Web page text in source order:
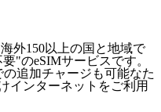
外150以上の国と地域で
"のeSIMサービスです。
追加チャージも可能なた
インターネットをご利用